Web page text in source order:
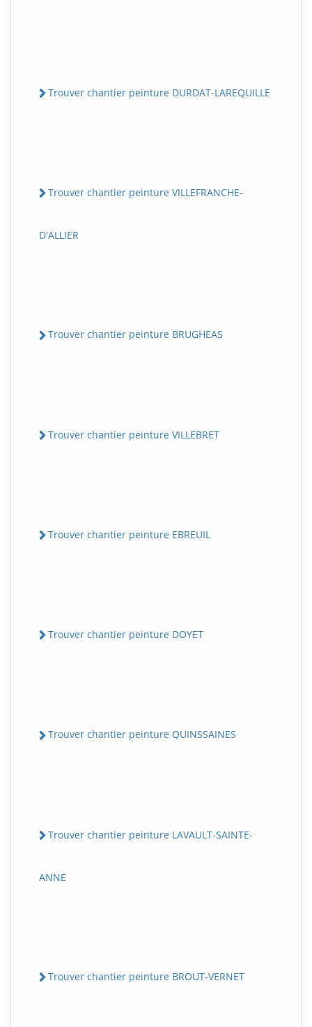
Trouver chantier peinture DURDAT-LAREQUILLE
Trouver chantier peinture VILLEFRANCHE-
D'ALLIER
Trouver chantier peinture BRUGHEAS
Trouver chantier peinture VILLEBRET
Trouver chantier peinture EBREUIL
Trouver chantier peinture DOYET
Trouver chantier peinture QUINSSAINES
Trouver chantier peinture LAVAULT-SAINTE-
ANNE
Trouver chantier peinture BROUT-VERNET